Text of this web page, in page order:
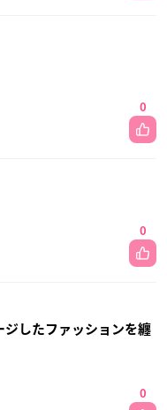
0
0
ジしたファッションを纏
0